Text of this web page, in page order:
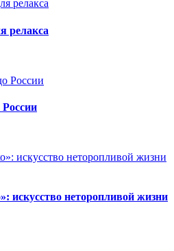
релакса
России
искусство неторопливой жизни